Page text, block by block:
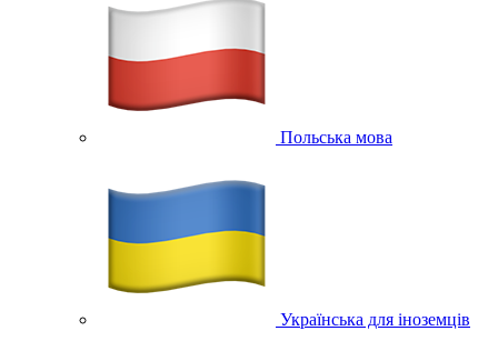
Польська мова
Українська для іноземців